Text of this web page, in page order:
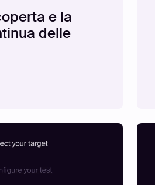
e la
delle